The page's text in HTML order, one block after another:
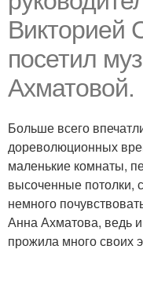
Викторией
посетил
Ахматовой.
Больше всего
дореволюционных
маленькие комнаты,
высоченные потолки,
немного
Анна Ахматова, ведь
прожила много своих